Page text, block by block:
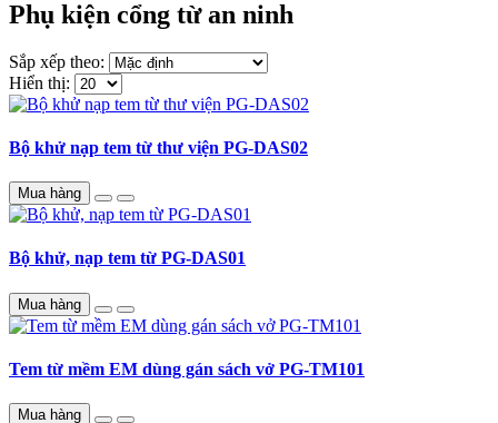
Phụ kiện cổng từ an ninh
Sắp xếp theo:
Hiển thị:
Bộ khử nạp tem từ thư viện PG-DAS02
Mua hàng
Bộ khử, nạp tem từ PG-DAS01
Mua hàng
Tem từ mềm EM dùng gán sách vở PG-TM101
Mua hàng